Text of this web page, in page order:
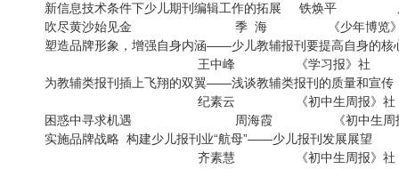
新信息技术条件下少儿期刊编辑工作的拓展 铁焕平
吹尽黄沙始见金 季 海 《少年博览
塑造品牌形象，增强自身内涵——少儿教辅报刊要提高自身的核
王中峰 《学习报》
为教辅类报刊插上飞翔的双翼——浅谈教辅类报刊的质量和宣传
纪素云 《初中生周报》
困惑中寻求机遇 周海霞 《初中生
实施品牌战略 构建少儿报刊业“航母”——少儿报刊发展展望
齐素慧 《初中生周报》